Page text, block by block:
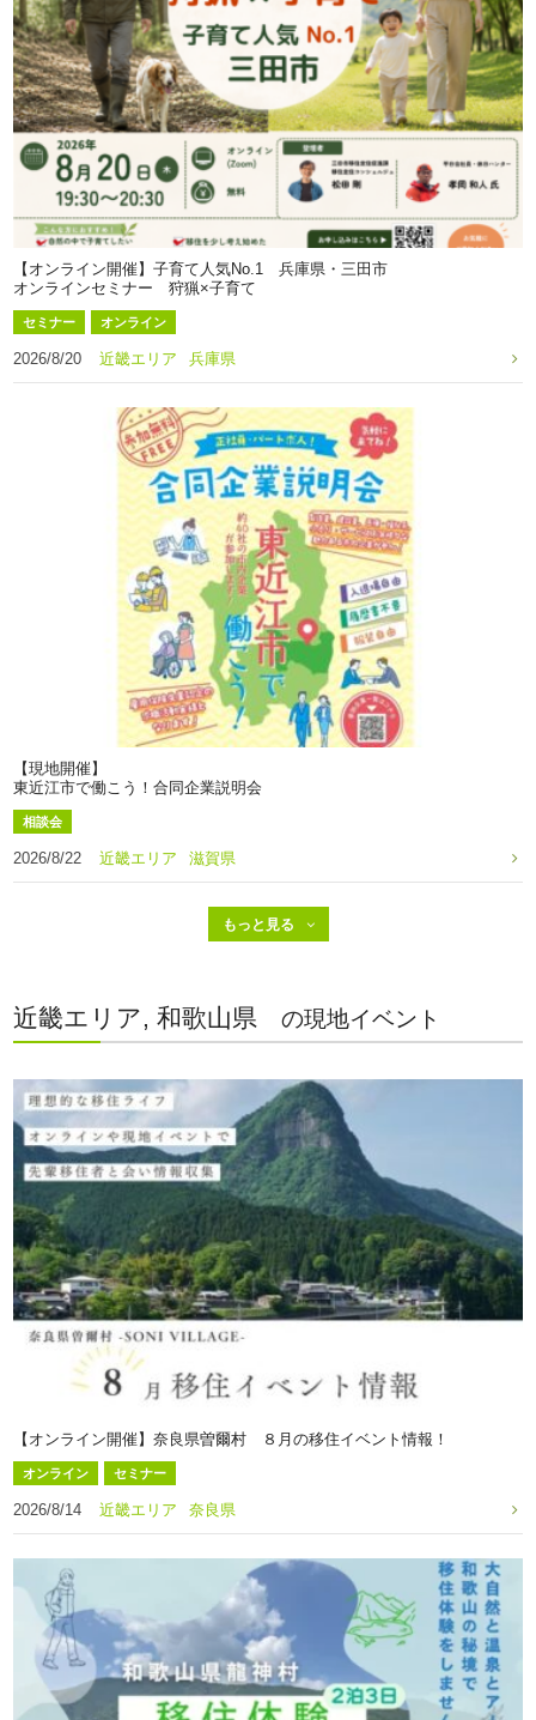
【オンライン開催】子育て人気No.1 兵庫県・三田市
オンラインセミナー 狩猟×子育て
セミナー オンライン
2026/8/20 近畿エリア 兵庫県
【現地開催】
東近江市で働こう！合同企業説明会
相談会
2026/8/22 近畿エリア 滋賀県
近畿エリア, 和歌山県 の現地イベント
【オンライン開催】奈良県曽爾村 ８月の移住イベント情報！
オンライン セミナー
2026/8/14 近畿エリア 奈良県